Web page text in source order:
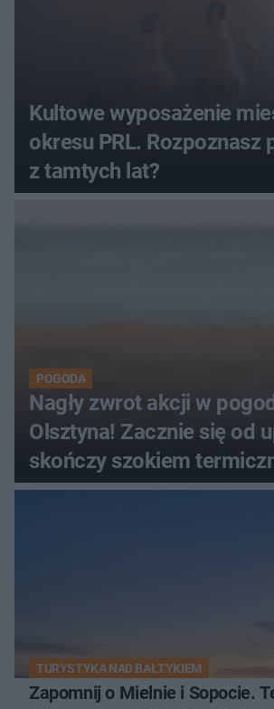
Kultowe wyposażenie
okresu PRL. Rozpoznasz
z tamtych lat?
POGODA
Nagły zwrot akcji w
Olsztyna! Zacznie się od
skończy szokiem
TURYSTYKA NAD BAŁTYKIEM
Zapomnij o Mielnie i Sopocie.